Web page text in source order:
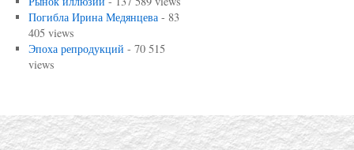
Погибла Ирина Медянцева- 83
405 views
Эпоха репродукций - 70 515
views